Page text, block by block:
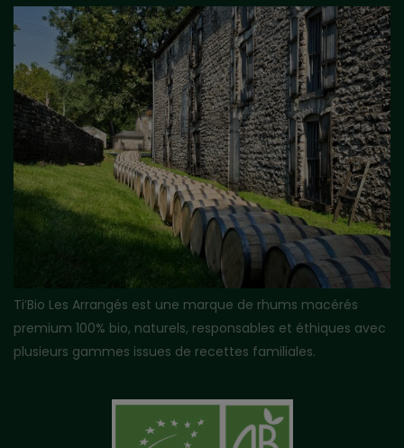
Ti’Bio Les Arrangés est une marque de rhums macérés
premium 100% bio, naturels, responsables et éthiques avec
plusieurs gammes issues de recettes familiales.